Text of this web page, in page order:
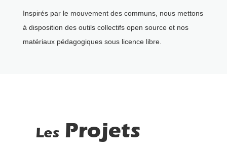
Inspirés par le mouvement des communs, nous mettons
à disposition des outils collectifs open source et nos
matériaux pédagogiques sous licence libre.
Les Projets